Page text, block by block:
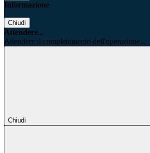
Informazione
Chiudi
Attendere...
Attendere il completamento dell'operazione...
Chiudi